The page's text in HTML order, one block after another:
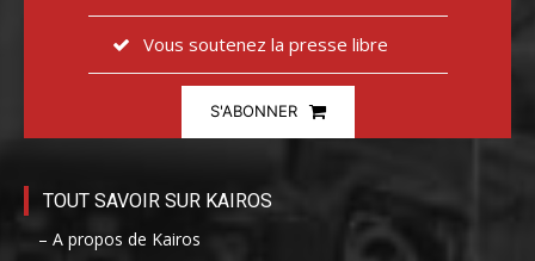
Vous soutenez la presse libre
S'ABONNER
TOUT SAVOIR SUR KAIROS
– A propos de Kairos